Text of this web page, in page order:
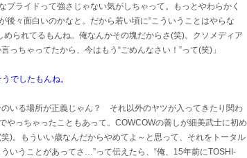
プライドって強さじゃない気がしちゃって。もっとやわらかく
後々面白いのかなと。だから若い頃に“こういうことはやらな
られてるもんね。俺なんかその塊だからさ(笑)。クソメディア
ちゃってたから、今はもう“ごめんなさい！”って(笑)」
でしたもんね。
のいる場所が正義じゃん？ それ以外のヤツが入ってきたり関わ
っちゃったこともあって。COWCOWの善しが細美武士に初め
)。もういい歳なんだからやめてよ～と思って、それをトータル
いうことがあってさ…”って伝えたら、“俺、15年前にTOSHI-